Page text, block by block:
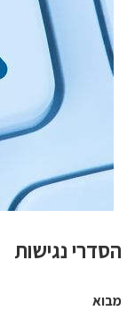
הסדרי נגישות
מבוא